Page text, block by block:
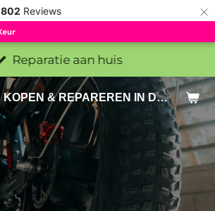
802 Reviews ×
FATBIKES KOPEN & REPAREREN IN DEN HAAG EN ZOETERMEER - SACHE BIKES
Reparatie aan huis